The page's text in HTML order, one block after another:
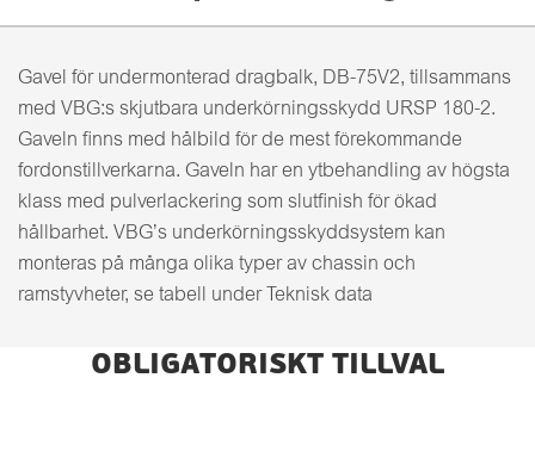
Gavel för undermonterad dragbalk, DB-75V2, tillsammans
med VBG:s skjutbara underkörningsskydd URSP 180-2.
Gaveln finns med hålbild för de mest förekommande
fordonstillverkarna. Gaveln har en ytbehandling av högsta
klass med pulverlackering som slutfinish för ökad
hållbarhet. VBG’s underkörningsskyddsystem kan
monteras på många olika typer av chassin och
ramstyvheter, se tabell under Teknisk data
OBLIGATORISKT TILLVAL